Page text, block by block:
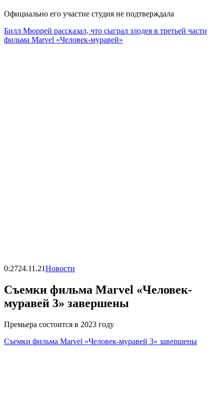
Официально его участие студия не подтверждала
Билл Мюррей рассказал, что сыграл злодея в третьей части
фильма Marvel «Человек-муравей»
0:2724.11.21Новости
Съемки фильма Marvel «Человек-
муравей 3» завершены
Премьера состоится в 2023 году
Съемки фильма Marvel «Человек-муравей 3» завершены